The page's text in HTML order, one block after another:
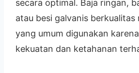
secara optimal. Baja ringan,
atau besi galvanis berkualitas
yang umum digunakan
kekuatan dan ketahanan